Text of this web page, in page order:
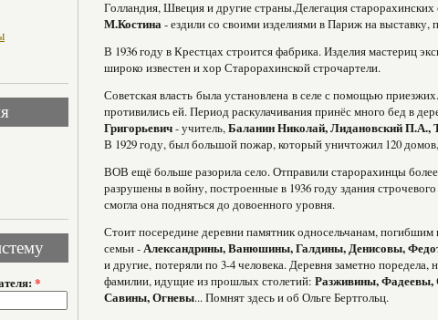
*
Голландия, Швеция и другие страны.Делегация
М.Костина- ездили со своими изделиями в Париж на выставку,
В 1936 году в Крестцах строится фабрика. Изделия мастериц
широко известен и хор Старорахинской строчартели.
Советская власть была установлена в селе с помощью
противились ей. Период раскулачивания принёс много бед в
Григорьевич- учитель,Баланин Николай, Лидановский П.А.,
В 1929 году, был большой пожар, который уничтожил 120
ВОВ ещё больше разорила село. Отправили старорахинцы
разрушены в войну, построенные в 1936 году здания
смогла она подняться до довоенного уровня.
Стоит посередине деревни памятник односельчанам,
семьи -Александрины, Ванюшины, Галдины, Денисовы,
и другие, потеряли по 3-4 человека. Деревня заметно
фамилии, идущие из прошлых столетий: Разживины, Фадеевы,
Савины, Огневы... Помнят здесь и об Ольге Бертгольц.